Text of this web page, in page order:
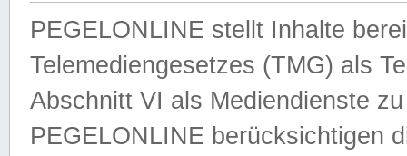
PEGELONLINE stellt Inhalte
Telemediengesetzes (TMG) als
Abschnitt VI als Mediendienste
PEGELONLINE berücksichtigen